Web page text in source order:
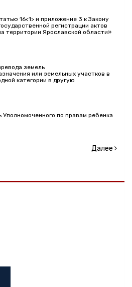
16<1> и приложение 3 к Закону
регистрации актов
территории Ярославской области»
земель
или земельных участков в
категории в другую
по правам ребенка
Далее